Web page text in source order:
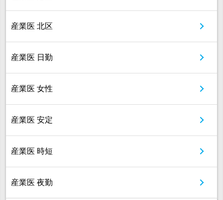
産業医 北区
産業医 日勤
産業医 女性
産業医 安定
産業医 時短
産業医 夜勤